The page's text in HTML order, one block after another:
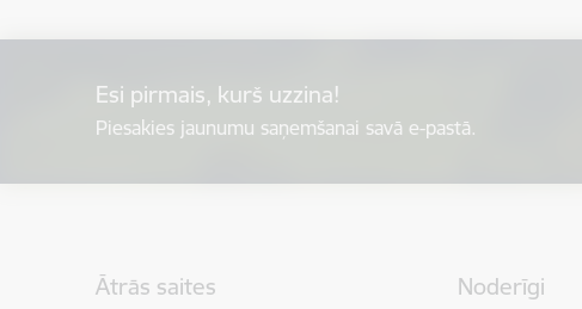
Esi pirmais, kurš uzzina!
Piesakies jaunumu saņemšanai savā e-pastā.
Ātrās saites Noderīgi